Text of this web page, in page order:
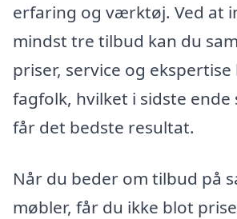
erfaring og værktøj. Ved at
mindst tre tilbud kan du
priser, service og
fagfolk, hvilket i sidste ende
får det bedste resultat.
Når du beder om tilbud på
møbler, får du ikke blot